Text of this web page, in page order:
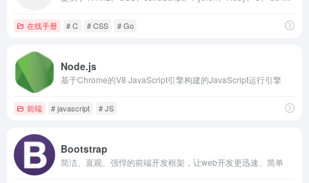
在线手册 # C # CSS # Go
Node.js
基于Chrome的V8 JavaScript引擎构建的JavaScript运行引擎
前端 # javascript # JS
Bootstrap
简洁、直观、强悍的前端开发框架，让web开发更迅速、简单